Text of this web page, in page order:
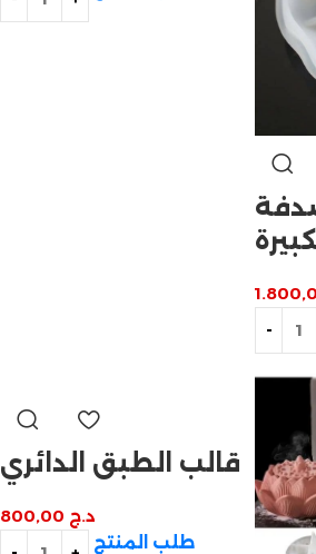
قالب الطبق الدائري
د.ج
طلب المنتج